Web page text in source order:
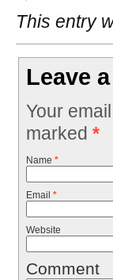
This entry
Leave
Your
marked *
Name *
Email *
Website
Comment